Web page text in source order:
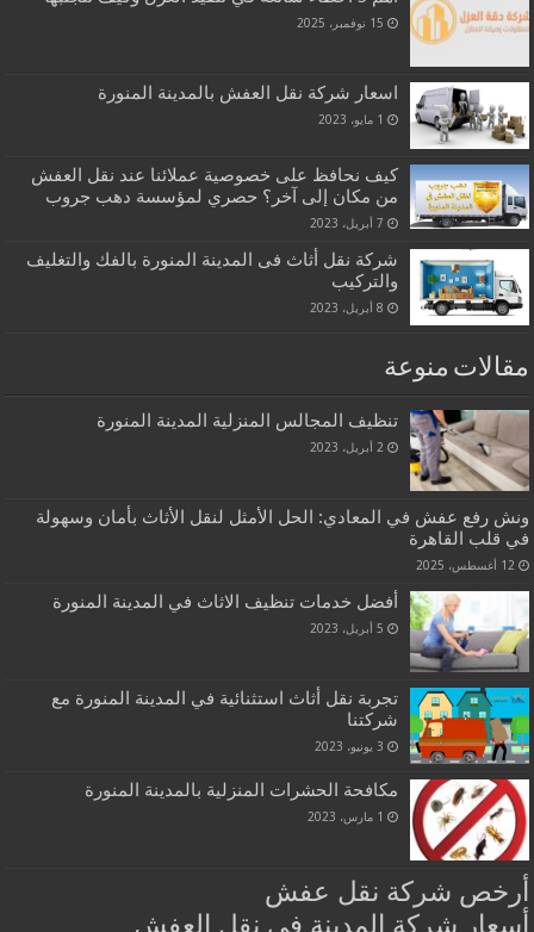
15 نوفمبر، 2025
اسعار شركة نقل العفش بالمدينة المنورة
1 مايو، 2023
كيف نحافظ على خصوصية عملائنا عند نقل العفش
من مكان إلى آخر؟ حصري لمؤسسة دهب جروب
7 أبريل، 2023
شركة نقل أثاث فى المدينة المنورة بالفك والتغليف
والتركيب
8 أبريل، 2023
مقالات منوعة
تنظيف المجالس المنزلية المدينة المنورة
2 أبريل، 2023
ونش رفع عفش في المعادي: الحل الأمثل لنقل الأثاث بأمان وسهولة
في قلب القاهرة
12 أغسطس، 2025
أفضل خدمات تنظيف الاثاث في المدينة المنورة
5 أبريل، 2023
تجربة نقل أثاث استثنائية في المدينة المنورة مع
شركتنا
3 يونيو، 2023
مكافحة الحشرات المنزلية بالمدينة المنورة
1 مارس، 2023
أرخص شركة نقل عفش
أسعار شركة المدينة في نقل العفش